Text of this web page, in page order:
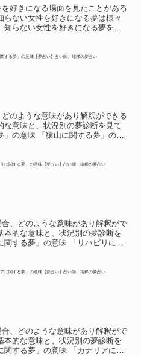
好きになる場面を見たことがある
ない女性を好きになる夢は様々
らない女性を好きになる夢を見
関する夢」の意味【夢占い】占い師、瑞稀の夢占い
のような意味があり解釈ができる
意味と、状況別の夢診断を見て
」の意味 「猿山に関する夢」の意
リに関する夢」の意味【夢占い】占い師、瑞稀の夢占い
、どのような意味があり解釈がで
本的な意味と、状況別の夢診断を
関する夢」の意味 「リハビリに関
アに関する夢」の意味【夢占い】占い師、瑞稀の夢占い
、どのような意味があり解釈がで
本的な意味と、状況別の夢診断を
関する夢」の意味 「カナリアに関